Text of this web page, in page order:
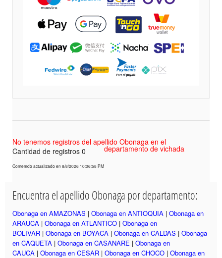
No tenemos registros del apellido Obonaga en el
departamento de vichada
Cantidad de registros 0
Contenido actualizado en 8/8/2026 10:06:58 PM
Encuentra el apellido Obonaga por departamento:
Obonaga en AMAZONAS | Obonaga en ANTIOQUIA | Obonaga en
ARAUCA | Obonaga en ATLANTICO | Obonaga en
BOLIVAR | Obonaga en BOYACA | Obonaga en CALDAS | Obonaga
en CAQUETA | Obonaga en CASANARE | Obonaga en
CAUCA | Obonaga en CESAR | Obonaga en CHOCO | Obonaga en